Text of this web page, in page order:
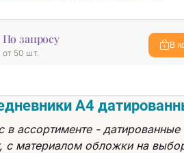
По запросу
от 50 шт.
В
А4
в ассортименте -
с материалом обложки на